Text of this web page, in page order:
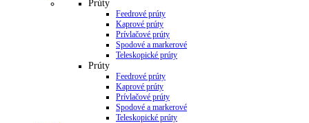
Prúty
Feedrové prúty
Kaprové prúty
Prívlačové prúty
Spodové a markerové
Teleskopické prúty
Prúty
Feedrové prúty
Kaprové prúty
Prívlačové prúty
Spodové a markerové
Teleskopické prúty